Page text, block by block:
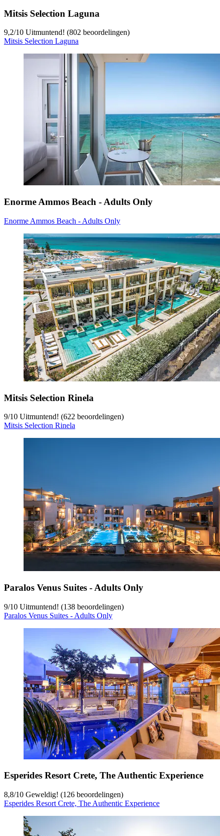
Mitsis Selection Laguna
9,2/10 Uitmuntend! (802 beoordelingen)
Mitsis Selection Laguna
Enorme Ammos Beach - Adults Only
Enorme Ammos Beach - Adults Only
Mitsis Selection Rinela
9/10 Uitmuntend! (622 beoordelingen)
Mitsis Selection Rinela
Paralos Venus Suites - Adults Only
9/10 Uitmuntend! (138 beoordelingen)
Paralos Venus Suites - Adults Only
Esperides Resort Crete, The Authentic Experience
8,8/10 Geweldig! (126 beoordelingen)
Esperides Resort Crete, The Authentic Experience